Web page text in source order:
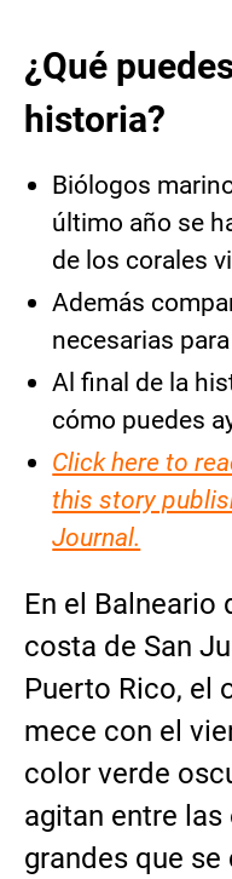
¿Qué
historia?
Biólogos
último año se
de los corales
Además
necesarias
Al final de la
cómo puedes
Click here to
this story
Journal.
En el Balneario
costa de San
Puerto Rico, el
mece con el
color verde
agitan entre
grandes que se